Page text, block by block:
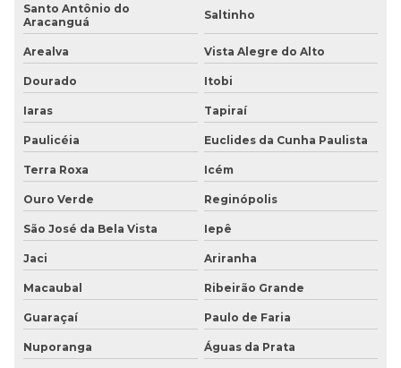
Santo Antônio do
Aracanguá
Saltinho
Arealva Vista Alegre do Alto
Dourado Itobi
Iaras Tapiraí
Paulicéia Euclides da Cunha Paulista
Terra Roxa Icém
Ouro Verde Reginópolis
São José da Bela Vista Iepê
Jaci Ariranha
Macaubal Ribeirão Grande
Guaraçaí Paulo de Faria
Nuporanga Águas da Prata